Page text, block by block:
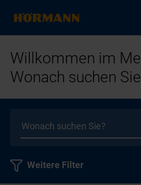
Willkommen im
Wonach suchen
Weitere Filter